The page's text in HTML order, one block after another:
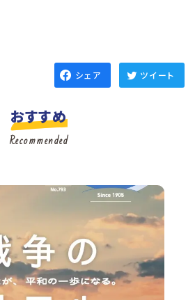
シェア ツイート
おすすめ
Recommended